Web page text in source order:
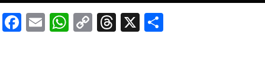
Facebook
EmailWhatsApp
CopyThreads
X